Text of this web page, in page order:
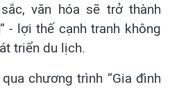
văn hóa sẽ trở thành
- lợi thế cạnh tranh không
triển du lịch.
chương trình “Gia đình